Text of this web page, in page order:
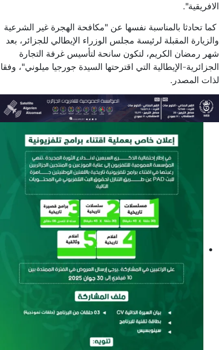
الافريقية".
كما تحادثا بالمناسبة نفسها عن "مكافحة الهجرة غير الشرعية
والزيارة المقبلة لرئيسة مجلس الوزراء الإيطالي للجزائر، بعد
شهر رمضان الكريم، لتكون سانحة لتأسيس غرفة التجارة
الجزائرية-الإيطالية التي اقترحتها السيدة جورجيا ميلوني"، وفقا
لذات المصدر.